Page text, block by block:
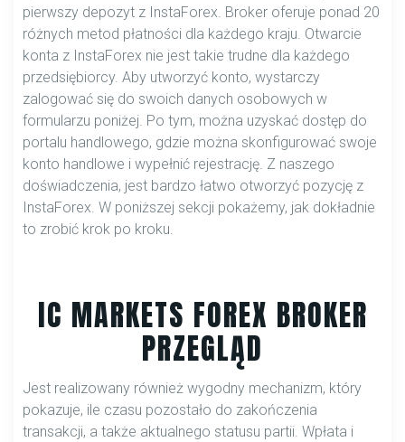
pierwszy depozyt z InstaForex. Broker oferuje ponad 20
różnych metod płatności dla każdego kraju. Otwarcie
konta z InstaForex nie jest takie trudne dla każdego
przedsiębiorcy. Aby utworzyć konto, wystarczy
zalogować się do swoich danych osobowych w
formularzu poniżej. Po tym, można uzyskać dostęp do
portalu handlowego, gdzie można skonfigurować swoje
konto handlowe i wypełnić rejestrację. Z naszego
doświadczenia, jest bardzo łatwo otworzyć pozycję z
InstaForex. W poniższej sekcji pokażemy, jak dokładnie
to zrobić krok po kroku.
IC MARKETS FOREX BROKER
PRZEGLĄD
Jest realizowany również wygodny mechanizm, który
pokazuje, ile czasu pozostało do zakończenia
transakcji, a także aktualnego statusu partii. Wpłata i